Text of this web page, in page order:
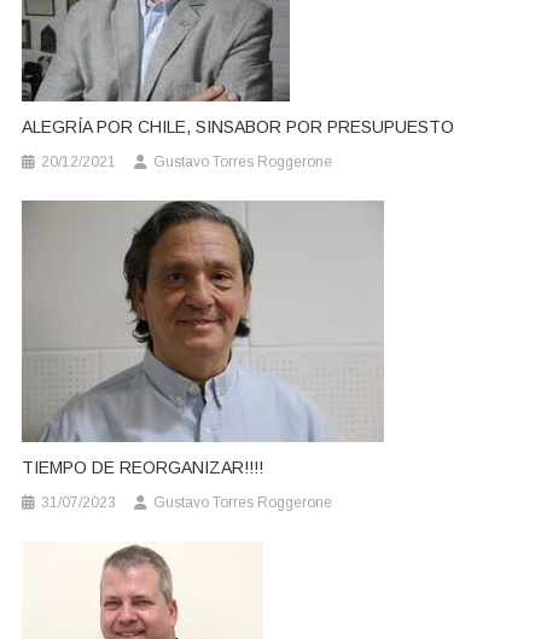
ALEGRÍA POR CHILE, SINSABOR POR PRESUPUESTO
20/12/2021 Gustavo Torres Roggerone
TIEMPO DE REORGANIZAR!!!!
31/07/2023 Gustavo Torres Roggerone